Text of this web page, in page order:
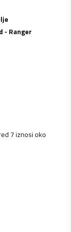
- Ranger
7 iznosi oko